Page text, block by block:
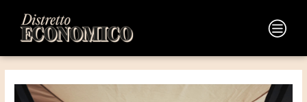
contenuto
Main
Menu
articoli